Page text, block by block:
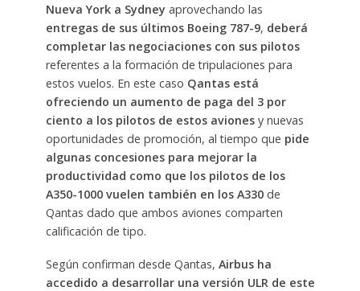
Nueva York a Sydneyaprovechando las
entregas de sus últimos Boeing 787-9, deberá
completar las negociaciones con sus pilotos
referentes a la formación de tripulaciones para
estos vuelos. En este caso Qantas está
ofreciendo un aumento de paga del 3 por
ciento a los pilotos de estos avionesy nuevas
oportunidades de promoción, al tiempo que pide
algunas concesiones para mejorar la
productividad como que los pilotos de los
A350-1000 vuelen también en los A330de
Qantas dado que ambos aviones comparten
calificación de tipo.
Según confirman desde Qantas, Airbus ha
accedido a desarrollar una versión ULR de este